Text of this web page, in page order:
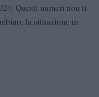
Questi numeri non ti
la situazione in